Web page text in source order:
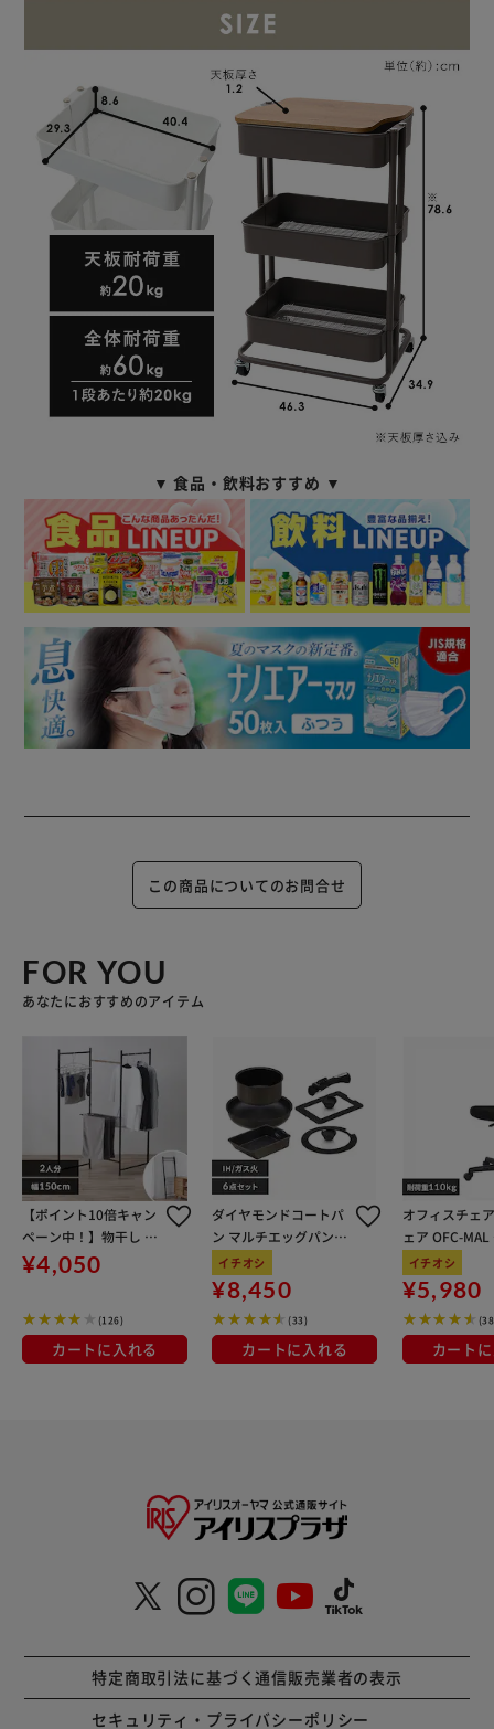
▼ 食品・飲料おすすめ ▼
この商品についてのお問合せ
FOR YOU
あなたにおすすめのアイテム
【ポイント10倍キャン
ペーン中！】物干し 室
内用 折りたたみ式 3連
OTM-150R ブラック 一
¥4,050
(126)
カートに入れる
ダイヤモンドコートパ
ン マルチエッグパン入
り 6点セット IHガス火
対応 MEGI-6S ブラウン
メタリック
イチオシ
¥8,450
(33)
カートに入れる
オフィスチェ
ェア OFC-
ン
イチオシ
¥5,980
カート
特定商取引法に基づく通信販売業者の表示
セキュリティ・プライバシーポリシー